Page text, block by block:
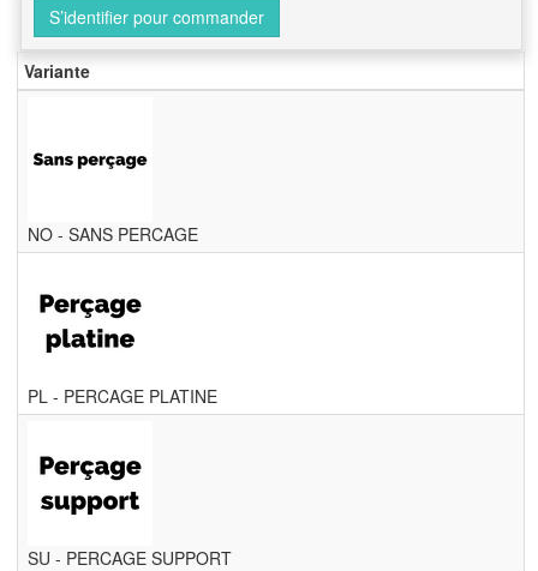
S’identifier pour commander
Variante
NO - SANS PERCAGE
PL - PERCAGE PLATINE
SU - PERCAGE SUPPORT